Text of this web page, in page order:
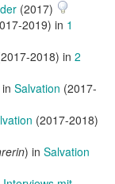
(2017)
2019) in 1
2018) in 2
Salvation (2017-
(2017-2018)
) in Salvation